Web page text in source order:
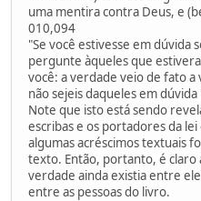
uma mentira contra Deus, e
010,094
"Se você estivesse em dúvida
pergunte àqueles que
você: a verdade veio de fato
não sejeis daqueles em dúvida
Note que isto está sendo
escribas e os portadores da
algumas acréscimos textuais
texto. Então, portanto, é claro
verdade ainda existia entre
entre as pessoas do livro.